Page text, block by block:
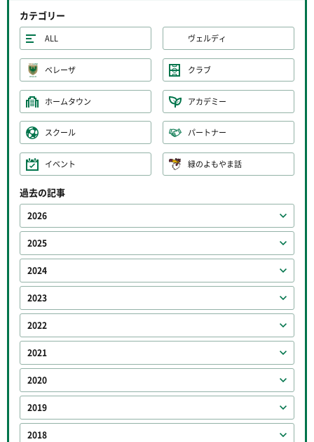
カテゴリー
ALL ヴェルディ
ベレーザ クラブ
ホームタウン アカデミー
スクール パートナー
イベント 緑のよもやま話
過去の記事
2026
2025
2024
2023
2022
2021
2020
2019
2018